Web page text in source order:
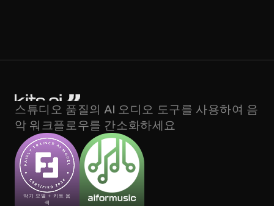
스튜디오 품질의 AI 오디오 도구를 사용하여 음
악 워크플로우를 간소화하세요
악기 모델 + 키트 음
색